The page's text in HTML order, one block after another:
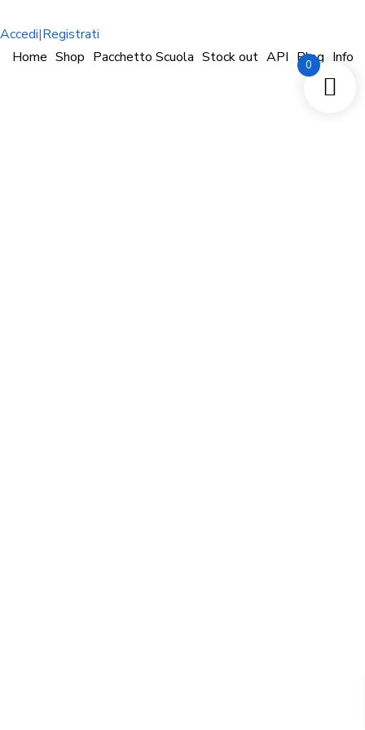
Accedi|Registrati
Home Shop Pacchetto Scuola Stock out API Blog Info
0